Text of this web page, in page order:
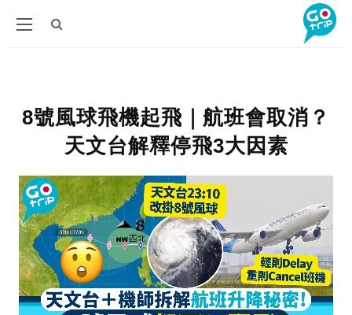
8號風球飛機起飛｜航班會取消？
天文台解釋停飛3大因素